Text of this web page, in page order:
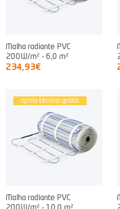
Malha radiante PVC
200W/m² - 6,0 m²
234,93€
apoio técnico grátis
Malha radiante PVC